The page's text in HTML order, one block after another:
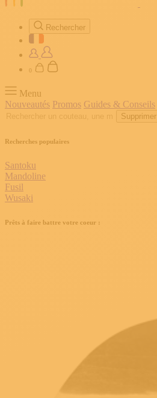
Rechercher
0
Menu
Nouveautés Promos Guides & Conseils
Supprimer
Recherches populaires
Santoku
Mandoline
Fusil
Wusaki
Prêts à faire battre votre coeur :